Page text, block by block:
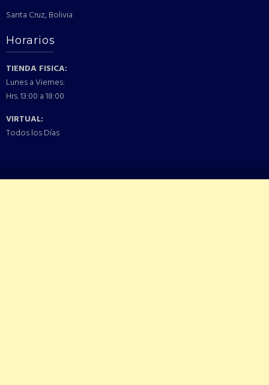
Santa Cruz, Bolivia
Horarios
TIENDA FISICA:
Lunes a Viernes:
Hrs. 13:00 a 18:00
VIRTUAL:
Todos los Días